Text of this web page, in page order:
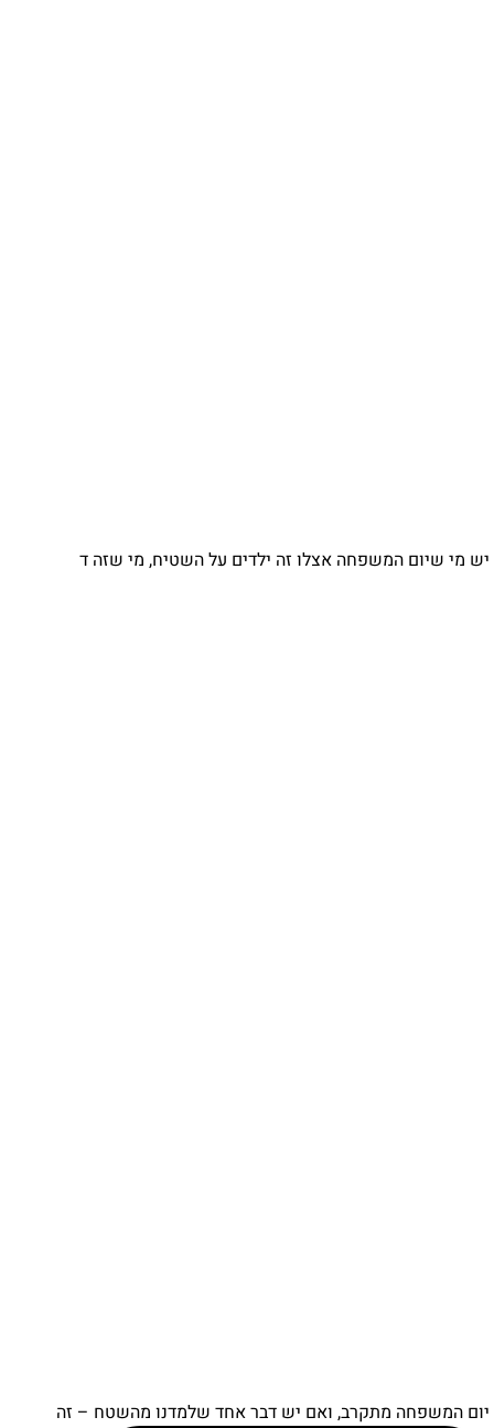
יש מי שיום המשפחה אצלו זה ילדים על השטיח, מי שזה ד
יום המשפחה מתקרב, ואם יש דבר אחד שלמדנו מהשטח – זה